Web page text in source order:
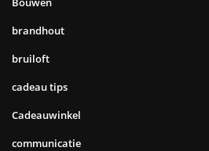
brandhout
bruiloft
cadeau tips
Cadeauwinkel
communicatie